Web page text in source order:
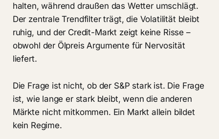
halten, während draußen das Wetter umschlägt.
Der zentrale Trendfilter trägt, die Volatilität bleibt
ruhig, und der Credit-Markt zeigt keine Risse –
obwohl der Ölpreis Argumente für Nervosität
liefert.
Die Frage ist nicht, ob der S&P stark ist. Die Frage
ist, wie lange er stark bleibt, wenn die anderen
Märkte nicht mitkommen. Ein Markt allein bildet
kein Regime.